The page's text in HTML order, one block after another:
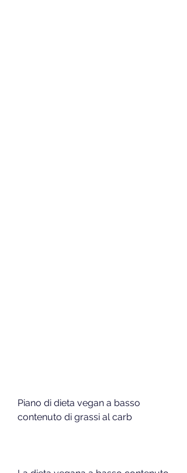
Piano di dieta vegan a basso
contenuto di grassi al carb